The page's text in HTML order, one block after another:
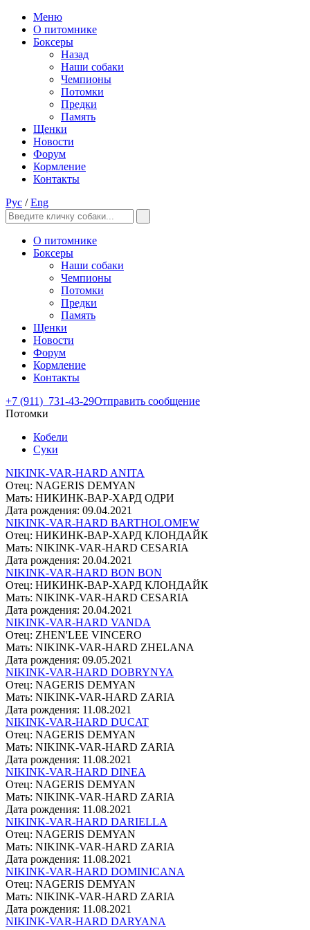
Меню
О питомнике
Боксеры
Назад
Наши собаки
Чемпионы
Потомки
Предки
Память
Щенки
Новости
Форум
Кормление
Контакты
Рус /Eng
О питомнике
Боксеры
Наши собаки
Чемпионы
Потомки
Предки
Память
Щенки
Новости
Форум
Кормление
Контакты
+7 (911) 731-43-29Отправить сообщение
Потомки
Кобели
Суки
NIKINK-VAR-HARD ANITA
Отец: NAGERIS DEMYAN
Мать: НИКИНК-ВАР-ХАРД ОДРИ
Дата рождения: 09.04.2021
NIKINK-VAR-HARD BARTHOLOMEW
Отец: НИКИНК-ВАР-ХАРД КЛОНДАЙК
Мать: NIKINK-VAR-HARD CESARIA
Дата рождения: 20.04.2021
NIKINK-VAR-HARD BON BON
Отец: НИКИНК-ВАР-ХАРД КЛОНДАЙК
Мать: NIKINK-VAR-HARD CESARIA
Дата рождения: 20.04.2021
NIKINK-VAR-HARD VANDA
Отец: ZHEN'LEE VINCERO
Мать: NIKINK-VAR-HARD ZHELANA
Дата рождения: 09.05.2021
NIKINK-VAR-HARD DOBRYNYA
Отец: NAGERIS DEMYAN
Мать: NIKINK-VAR-HARD ZARIA
Дата рождения: 11.08.2021
NIKINK-VAR-HARD DUCAT
Отец: NAGERIS DEMYAN
Мать: NIKINK-VAR-HARD ZARIA
Дата рождения: 11.08.2021
NIKINK-VAR-HARD DINEA
Отец: NAGERIS DEMYAN
Мать: NIKINK-VAR-HARD ZARIA
Дата рождения: 11.08.2021
NIKINK-VAR-HARD DARIELLA
Отец: NAGERIS DEMYAN
Мать: NIKINK-VAR-HARD ZARIA
Дата рождения: 11.08.2021
NIKINK-VAR-HARD DOMINICANA
Отец: NAGERIS DEMYAN
Мать: NIKINK-VAR-HARD ZARIA
Дата рождения: 11.08.2021
NIKINK-VAR-HARD DARYANA